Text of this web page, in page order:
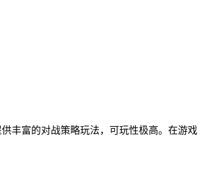
丰富的对战策略玩法，可玩性极高。在游戏